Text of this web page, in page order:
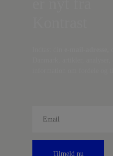
Tilmeld nu